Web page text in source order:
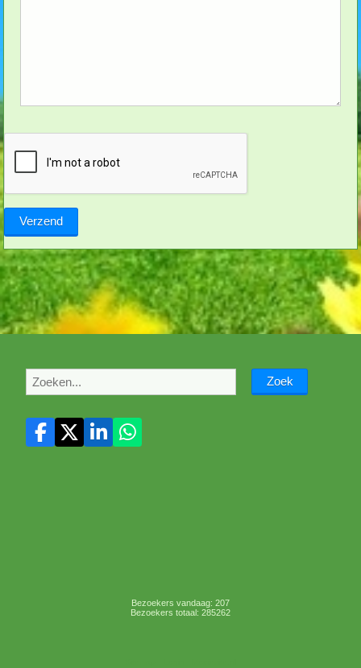
Bezoekers vandaag: 207
Bezoekers totaal: 285262